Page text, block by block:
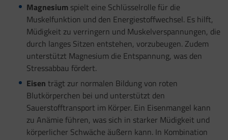
Magnesiumspielt eine Schlüsselrolle für die
Muskelfunktion und den Energiestoffwechsel. Es hilft,
Müdigkeit zu verringern und Muskelverspannungen, die
durch langes Sitzen entstehen, vorzubeugen. Zudem
unterstützt Magnesium die Entspannung, was den
Stressabbau fördert.
Eisen trägt zur normalen Bildung von roten
Blutkörperchen bei und unterstützt den
Sauerstofftransport im Körper. Ein Eisenmangel kann
zu Anämie führen, was sich in starker Müdigkeit und
körperlicher Schwäche äußern kann. In Kombination